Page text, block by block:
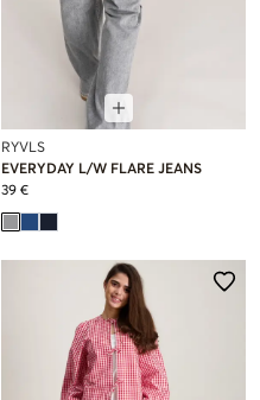
RYVLS
EVERYDAY L/W FLARE JEANS
39 €